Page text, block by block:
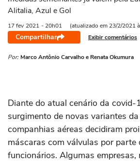
Alitalia, Azul e Gol
17 fev 2021 - 20h01 (atualizado em 23/2/2021
Compartilhar Exibir comentários
Por: Marco Antônio Carvalho e Renata Okumura
Diante do atual cenário da covid-
surgimento de novas variantes
companhias aéreas decidiram
máscaras com válvulas por parte
funcionários. Algumas empresas,